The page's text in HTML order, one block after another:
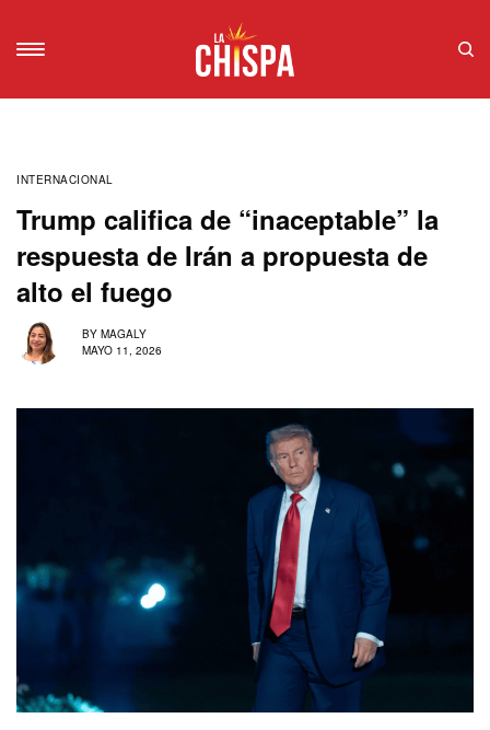
INTERNACIONAL
Trump califica de “inaceptable” la
respuesta de Irán a propuesta de
alto el fuego
BY MAGALY
MAYO 11, 2026